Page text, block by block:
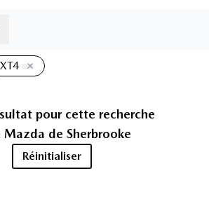
XT4
pour cette recherche
Mazda de Sherbrooke
Réinitialiser